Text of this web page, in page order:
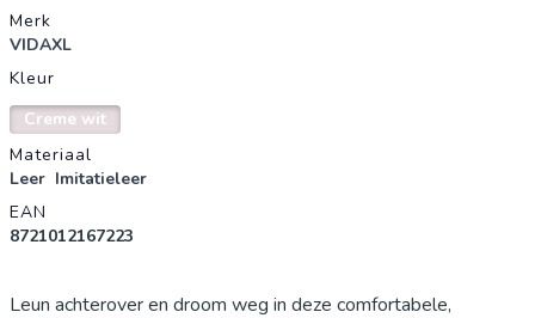
Merk
VIDAXL
Kleur
Creme wit
Materiaal
Leer Imitatieleer
EAN
8721012167223
Leun achterover en droom weg in deze comfortabele,